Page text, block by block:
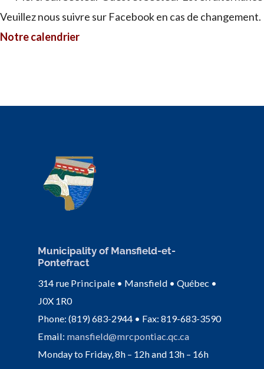
Veuillez nous suivre sur Facebook en cas de changement.
Notre calendrier
Municipality of Mansfield-et-
Pontefract
314 rue Principale • Mansfield • Québec •
J0X 1R0
Phone: (819) 683-2944 • Fax: 819-683-3590
Email: mansfield@mrcpontiac.qc.ca
Monday to Friday, 8h – 12h and 13h – 16h